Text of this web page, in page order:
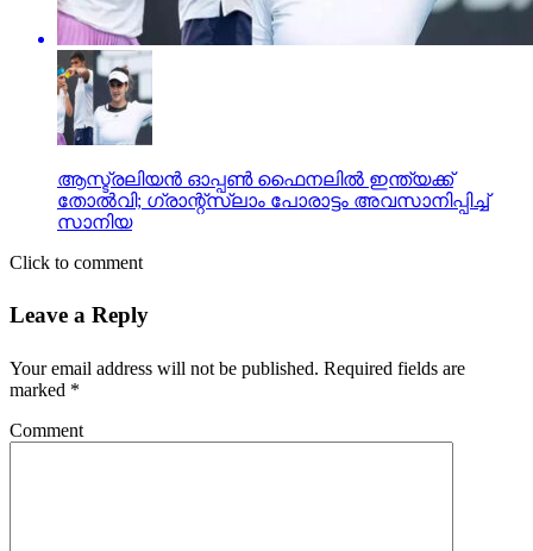
ആസ്ട്രലിയന്‍ ഓപ്പണ്‍ ഫൈനലില്‍ ഇന്ത്യക്ക്
തോല്‍വി; ഗ്രാന്റ്സ്ലാം പോരാട്ടം അവസാനിപ്പിച്ച്
സാനിയ
Click to comment
Leave a Reply
Your email address will not be published. Required fields are
marked *
Comment